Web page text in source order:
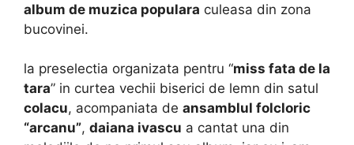
album de muzica populara culeasa din zona
bucovinei.
la preselectia organizata pentru “miss fata de la
tara” in curtea vechii biserici de lemn din satul
colacu, acompaniata de ansamblul folcloric
“arcanu”, daiana ivascu a cantat una din